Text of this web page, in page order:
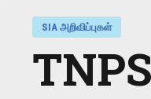
SIA அறிவிப்புகள்